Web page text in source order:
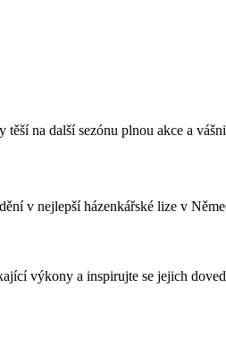
na další sezónu plnou akce a
v nejlepší házenkářské lize v
výkony a inspirujte se jejich